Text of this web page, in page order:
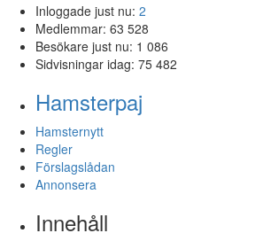
Inloggade just nu: 2
Medlemmar: 63 528
Besökare just nu: 1 086
Sidvisningar idag: 75 482
Hamsterpaj
Hamsternytt
Regler
Förslagslådan
Annonsera
Innehåll